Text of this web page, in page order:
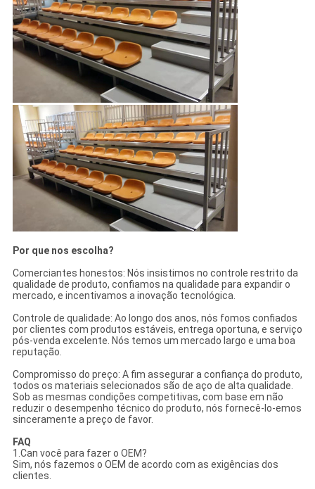
Por que nos escolha?
Comerciantes honestos: Nós insistimos no controle restrito da
qualidade de produto, confiamos na qualidade para expandir o
mercado, e incentivamos a inovação tecnológica.
Controle de qualidade: Ao longo dos anos, nós fomos confiados
por clientes com produtos estáveis, entrega oportuna, e serviço
pós-venda excelente. Nós temos um mercado largo e uma boa
reputação.
Compromisso do preço: A fim assegurar a confiança do produto,
todos os materiais selecionados são de aço de alta qualidade.
Sob as mesmas condições competitivas, com base em não
reduzir o desempenho técnico do produto, nós fornecê-lo-emos
sinceramente a preço de favor.
FAQ
1.Can você para fazer o OEM?
Sim, nós fazemos o OEM de acordo com as exigências dos
clientes.